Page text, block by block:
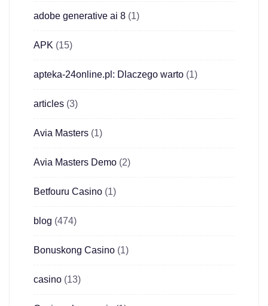
adobe generative ai 8 (1)
APK (15)
apteka-24online.pl: Dlaczego warto (1)
articles (3)
Avia Masters (1)
Avia Masters Demo (2)
Betfouru Casino (1)
blog (474)
Bonuskong Casino (1)
casino (13)